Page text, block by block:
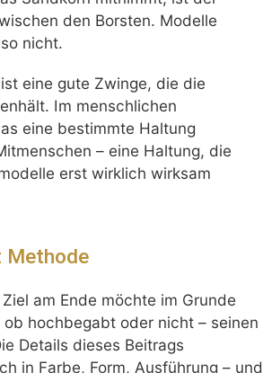
den Borsten. Modelle
nicht.
eine gute Zwinge, die die
Im menschlichen
eine bestimmte Haltung
– eine Haltung, die
erst wirklich wirksam
Methode
am Ende möchte im Grunde
ob hochbegabt oder nicht – seinen
Details dieses Beitrags
in Farbe, Form, Ausführung – und